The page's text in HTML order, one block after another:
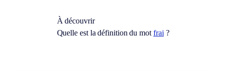
À découvrir
Quelle est la définition du mot frai ?